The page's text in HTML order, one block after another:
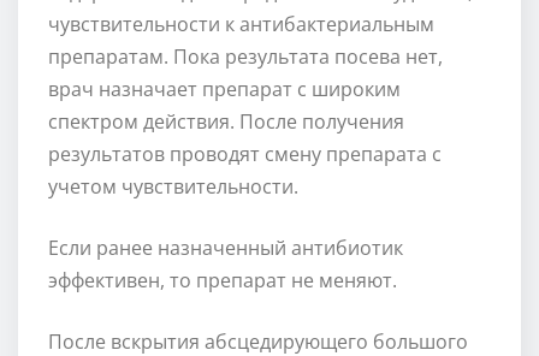
чувствительности к антибактериальным
препаратам. Пока результата посева нет,
врач назначает препарат с широким
спектром действия. После получения
результатов проводят смену препарата с
учетом чувствительности.
Если ранее назначенный антибиотик
эффективен, то препарат не меняют.
После вскрытия абсцедирующего большого